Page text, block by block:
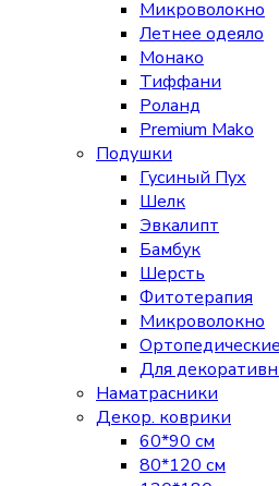
Микроволокно
Летнее одеяло
Монако
Тиффани
Роланд
Premium Mako
Подушки
Гусиный Пух
Шелк
Эвкалипт
Бамбук
Шерсть
Фитотерапия
Микроволокно
Ортопедические
Для
Наматрасники
Декор. коврики
60*90 см
80*120 см